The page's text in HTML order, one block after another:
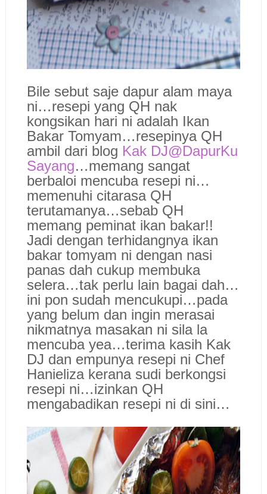
Bile sebut saje dapur alam maya
ni…resepi yang QH nak
kongsikan hari ni adalah Ikan
Bakar Tomyam…resepinya QH
ambil dari blog Kak DJ@DapurKu
Sayang…memang sangat
berbaloi mencuba resepi ni…
memenuhi citarasa QH
terutamanya…sebab QH
memang peminat ikan bakar!!
Jadi dengan terhidangnya ikan
bakar tomyam ni dengan nasi
panas dah cukup membuka
selera…tak perlu lain bagai dah…
ini pon sudah mencukupi…pada
yang belum dan ingin merasai
nikmatnya masakan ni sila la
mencuba yea…terima kasih Kak
DJ dan empunya resepi ni Chef
Hanieliza kerana sudi berkongsi
resepi ni…izinkan QH
mengabadikan resepi ni di sini…